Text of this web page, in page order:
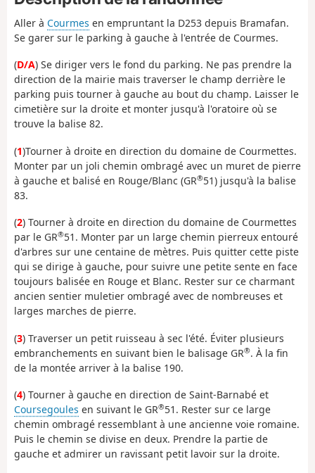
Aller à Courmes en empruntant la D253 depuis Bramafan.
Se garer sur le parking à gauche à l'entrée de Courmes.
(D/A) Se diriger vers le fond du parking. Ne pas prendre la
direction de la mairie mais traverser le champ derrière le
parking puis tourner à gauche au bout du champ. Laisser le
cimetière sur la droite et monter jusqu'à l'oratoire où se
trouve la balise 82.
(1)Tourner à droite en direction du domaine de Courmettes.
Monter par un joli chemin ombragé avec un muret de pierre
à gauche et balisé en Rouge/Blanc (GR®51) jusqu'à la balise
83.
(2) Tourner à droite en direction du domaine de Courmettes
par le GR®51. Monter par un large chemin pierreux entouré
d'arbres sur une centaine de mètres. Puis quitter cette piste
qui se dirige à gauche, pour suivre une petite sente en face
toujours balisée en Rouge et Blanc. Rester sur ce charmant
ancien sentier muletier ombragé avec de nombreuses et
larges marches de pierre.
(3) Traverser un petit ruisseau à sec l'été. Éviter plusieurs
embranchements en suivant bien le balisage GR®. À la fin
de la montée arriver à la balise 190.
(4) Tourner à gauche en direction de Saint-Barnabé et
Coursegoules en suivant le GR®51. Rester sur ce large
chemin ombragé ressemblant à une ancienne voie romaine.
Puis le chemin se divise en deux. Prendre la partie de
gauche et admirer un ravissant petit lavoir sur la droite.